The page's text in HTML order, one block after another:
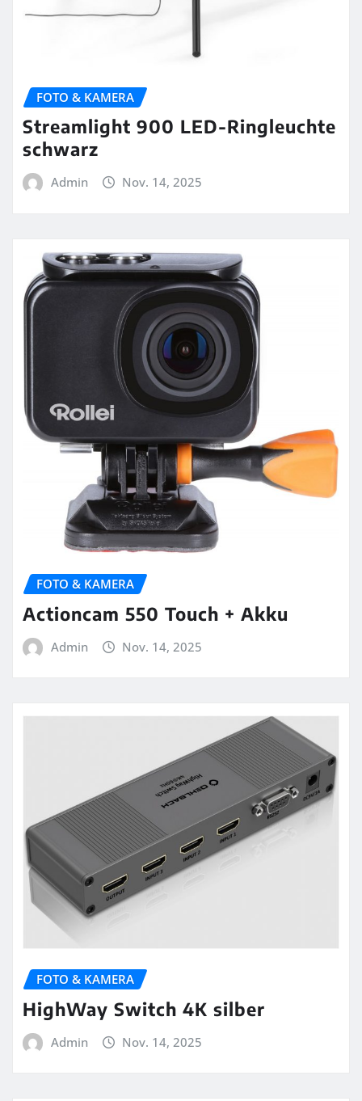
FOTO & KAMERA
Streamlight 900 LED-Ringleuchte
schwarz
Admin Nov. 14, 2025
FOTO & KAMERA
Actioncam 550 Touch + Akku
Admin Nov. 14, 2025
FOTO & KAMERA
HighWay Switch 4K silber
Admin Nov. 14, 2025